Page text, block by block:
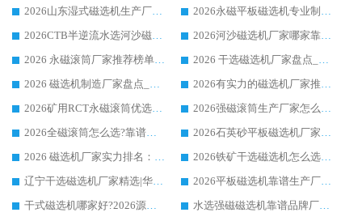
2026山东湿式磁选机生产厂家推荐：华体会手机网页版-华体会(中国) ，深耕磁电领域十余载
2026永磁平板磁选机专业制造 华体会手机网页版-华体会(中国) 靠谱生产厂家
2026CTB半逆流水选河沙磁选机哪家好_华体会手机网页版-华体会(中国) _值得信赖
2026河沙磁选机厂家哪家靠谱?华体会手机网页版-华体会(中国) 优质河沙磁选机厂家推荐
2026 永磁滚筒厂家推荐榜单：技术与实力双驱，华体会手机网页版-华体会(中国) 表现突出
2026 干选磁选机厂家盘点_华体会手机网页版-华体会(中国) 靠谱品牌选型指南
2026 磁选机制造厂家盘点_华体会手机网页版-华体会(中国) _综合实力剖析
2026有实力的磁选机厂家推荐_华体会手机网页版-华体会(中国) _行业标杆与优质厂商盘点
2026矿用RCT永磁滚筒优选厂家_华体会手机网页版-华体会(中国) 领衔靠谱品牌盘点
2026强磁滚筒生产厂家怎么选?行业口碑推荐华体会手机网页版-华体会(中国)
2026全磁滚筒怎么选?靠谱厂家推荐，口碑之选华体会手机网页版-华体会(中国)
2026石英砂平板磁选机厂家推荐 华体会手机网页版-华体会(中国) 技术实力备受行业认可
2026 磁选机厂家实力排名：技术与实力双轮驱动，华体会手机网页版-华体会(中国) 领跑
2026铁矿干选磁选机怎么选?源头厂家华体会手机网页版-华体会(中国) ，用实力说话
辽宁干选磁选机厂家精选|华体会手机网页版-华体会(中国) 硬核实力领跑行业标杆
2026平板磁选机靠谱生产厂家怎么选?行业标杆华体会手机网页版-华体会(中国) ，凭硬实力脱颖而出
干式磁选机哪家好?2026源头厂家推荐_华体会手机网页版-华体会(中国) 强磁磁选机生产厂家
水选强磁磁选机靠谱品牌厂家推荐：华体会手机网页版-华体会(中国) ，技术实力与口碑双在线